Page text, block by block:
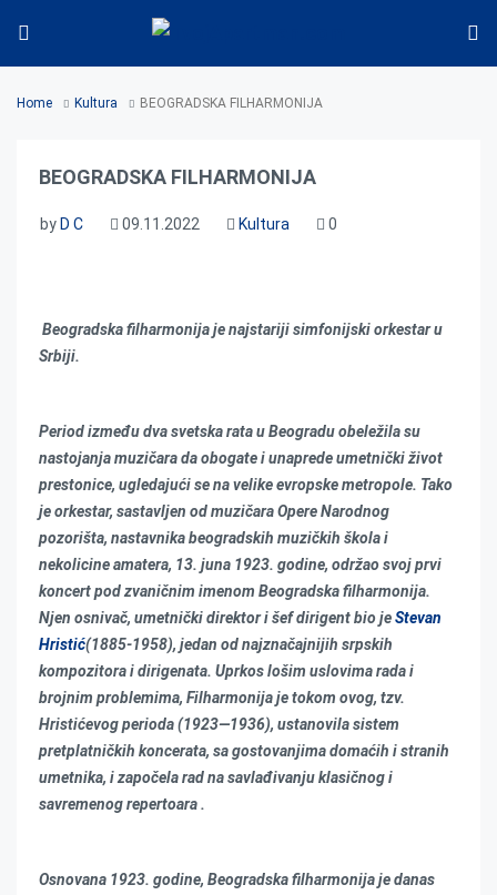
Home Kultura BEOGRADSKA FILHARMONIJA
BEOGRADSKA FILHARMONIJA
by D C 09.11.2022 Kultura 0
Beogradska filharmonija je najstariji simfonijski orkestar u
Srbiji.
Period između dva svetska rata u Beogradu obeležila su
nastojanja muzičara da obogate i unaprede umetnički život
prestonice, ugledajući se na velike evropske metropole. Tako
je orkestar, sastavljen od muzičara Opere Narodnog
pozorišta, nastavnika beogradskih muzičkih škola i
nekolicine amatera, 13. juna 1923. godine, održao svoj prvi
koncert pod zvaničnim imenom Beogradska filharmonija.
Njen osnivač, umetnički direktor i šef dirigent bio jeStevan
Hristić(1885-1958), jedan od najznačajnijih srpskih
kompozitora i dirigenata. Uprkos lošim uslovima rada i
brojnim problemima, Filharmonija je tokom ovog, tzv.
Hristićevog perioda (1923—1936), ustanovila sistem
pretplatničkih koncerata, sa gostovanjima domaćih i stranih
umetnika, i započela rad na savlađivanju klasičnog i
savremenog repertoara .
Osnovana 1923. godine, Beogradska filharmonija je danas